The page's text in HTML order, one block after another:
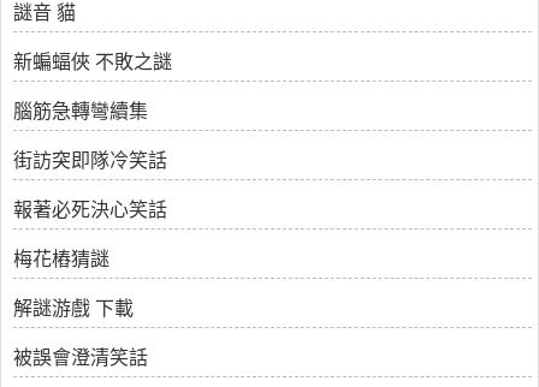
謎音 貓
新蝙蝠俠 不敗之謎
腦筋急轉彎續集
街訪突即隊冷笑話
報著必死決心笑話
梅花樁猜謎
解謎游戲 下載
被誤會澄清笑話